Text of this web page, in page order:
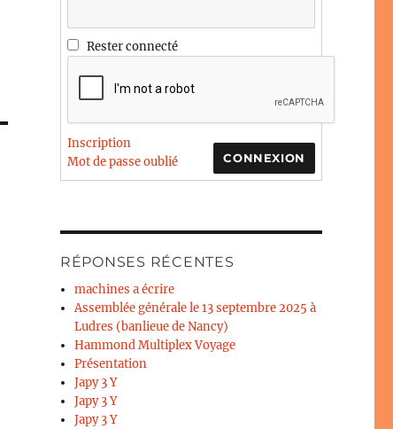
Rester connecté
CONNEXION
Inscription
Mot de passe oublié
RÉPONSES RÉCENTES
machines a écrire
Assemblée générale le 13 septembre 2025 à
Ludres (banlieue de Nancy)
Hammond Multiplex Voyage
Présentation
Japy 3 Y
Japy 3 Y
Japy 3 Y